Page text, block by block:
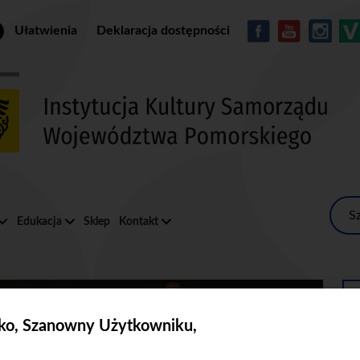
Szanowny Użytkowniku,
Ułatwienia Deklaracja dostępności MENU -
Edukacja Sklep Kontakt